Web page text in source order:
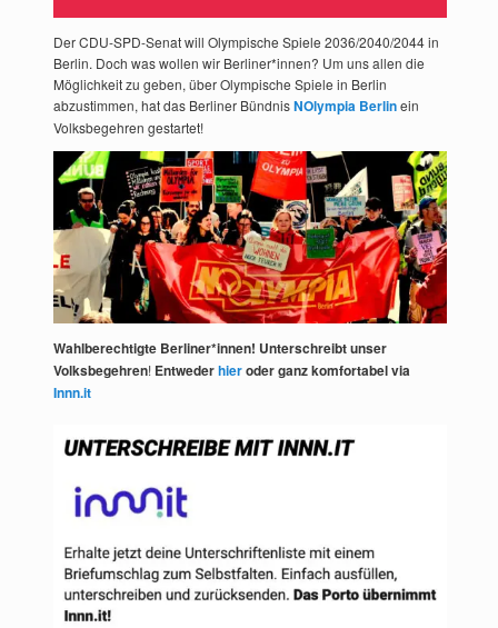
Der CDU-SPD-Senat will Olympische Spiele 2036/2040/2044 in
Berlin. Doch was wollen wir Berliner*innen? Um uns allen die
Möglichkeit zu geben, über Olympische Spiele in Berlin
abzustimmen, hat das Berliner BündnisNOlympia Berlinein
Volksbegehren gestartet!
Wahlberechtigte Berliner*innen! Unterschreibt unser
Volksbegehren! Entwederhieroder ganz komfortabel via
Innn.it